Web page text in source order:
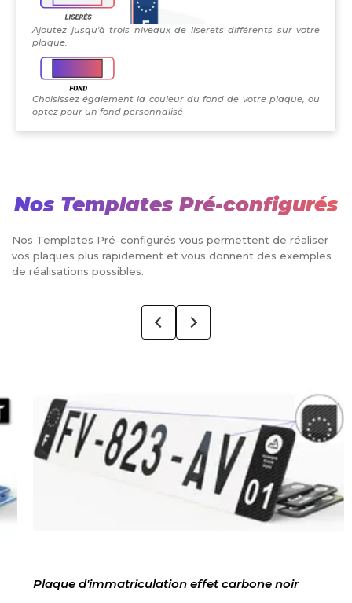
Ajoutez jusqu'à trois niveaux de liserets différents sur votre
plaque.
Choisissez également la couleur du fond de votre plaque, ou
optez pour un fond personnalisé
Nos Templates Pré-configurés
Nos Templates Pré-configurés vous permettent de réaliser
vos plaques plus rapidement et vous donnent des exemples
de réalisations possibles.
Plaque d'immatriculation effet carbone noir